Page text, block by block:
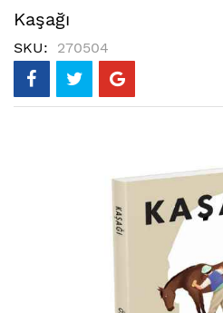
Content
Kaşağı
SKU 270504